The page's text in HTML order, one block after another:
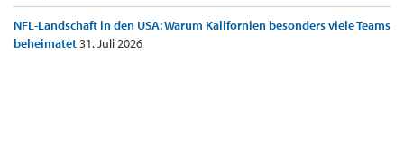
NFL-Landschaft in den USA: Warum Kalifornien besonders viele Teams
beheimatet31. Juli 2026